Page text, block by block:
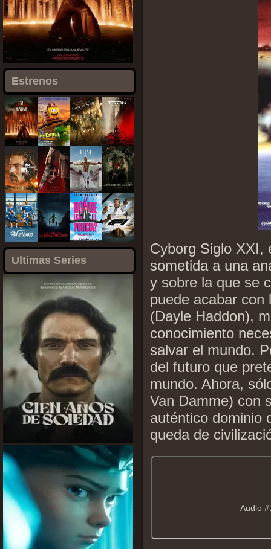
Estrenos
Ultimas Series
Cyborg Siglo XXI,
sometida a una
y sobre la que se
puede acabar con
(Dayle Haddon),
conocimiento
salvar el mundo.
del futuro que
mundo. Ahora,
Van Damme) con
auténtico dominio
queda de
Audio